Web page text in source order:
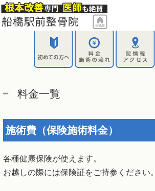
料金一覧
施術費（保険施術料金）
各種健康保険が使えます。
お越しの際には保険証をご持参ください。